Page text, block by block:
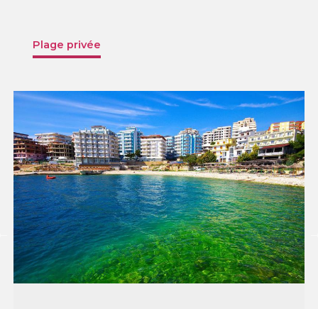
Plage privée